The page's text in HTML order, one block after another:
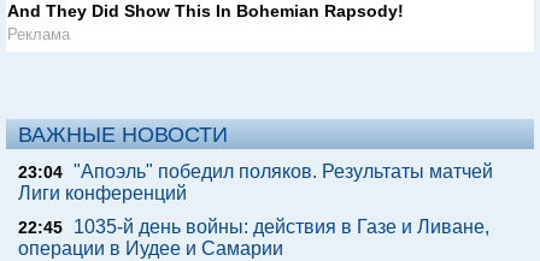
And They Did Show This In Bohemian Rapsody!
Реклама
ВАЖНЫЕ НОВОСТИ
23:04 "Апоэль" победил поляков. Результаты матчей
Лиги конференций
22:45
1035-й день войны: действия в Газе и Ливане,
операции в Иудее и Самарии